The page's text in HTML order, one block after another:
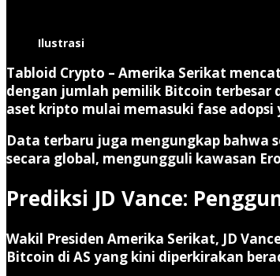
Ilustrasi
Tabloid Crypto – Amerika Serikat
dengan jumlah pemilik Bitcoin terbesar
aset kripto mulai memasuki fase
Data terbaru juga mengungkap bahwa
secara global, mengungguli kawasan
Prediksi JD Vance:
Wakil Presiden Amerika Serikat, JD
Bitcoin di AS yang kini diperkirakan